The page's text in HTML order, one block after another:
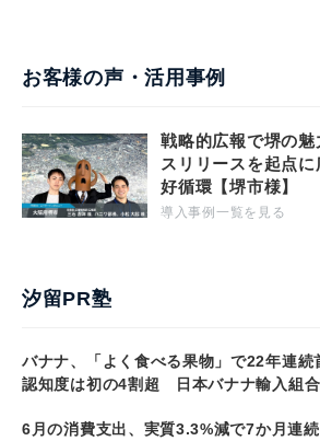
お客様の声・活用事例
戦略的広報で堺の
スリリースを起点
好循環【堺市様】
導入事例一覧を見る
汐留PR塾
バナナ、「よく食べる果物」で22年連
認知度は初の4割超 日本バナナ輸入組
6月の消費支出、実質3.3%減で7か月連